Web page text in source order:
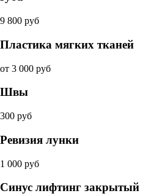
9 800 руб
Пластика мягких тканей
от 3 000 руб
Швы
300 руб
Ревизия лунки
1 000 руб
Синус лифтинг закрытый